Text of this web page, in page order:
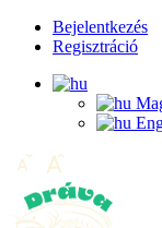
Bejelentkezés
Regisztráció